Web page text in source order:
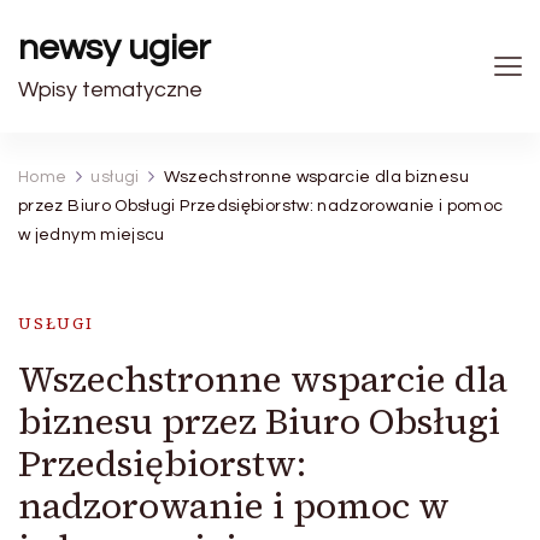
newsy ugier
Wpisy tematyczne
Home usługi
Wszechstronne wsparcie dla biznesu
przez Biuro Obsługi Przedsiębiorstw: nadzorowanie i pomoc
w jednym miejscu
USŁUGI
Wszechstronne wsparcie dla
biznesu przez Biuro Obsługi
Przedsiębiorstw:
nadzorowanie i pomoc w